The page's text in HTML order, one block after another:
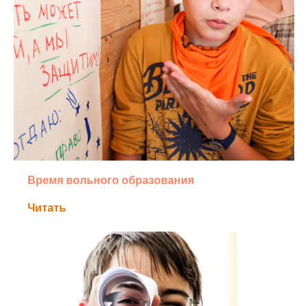
Время вольного образования
Читать